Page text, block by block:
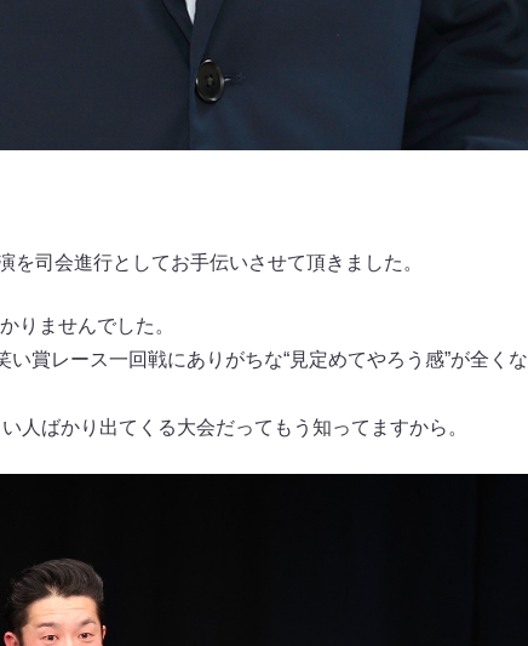
司会進行としてお手伝いさせて頂きました。
りませんでした。
賞レース一回戦にありがちな“見定めてやろう感”が全くな
人ばかり出てくる大会だってもう知ってますから。